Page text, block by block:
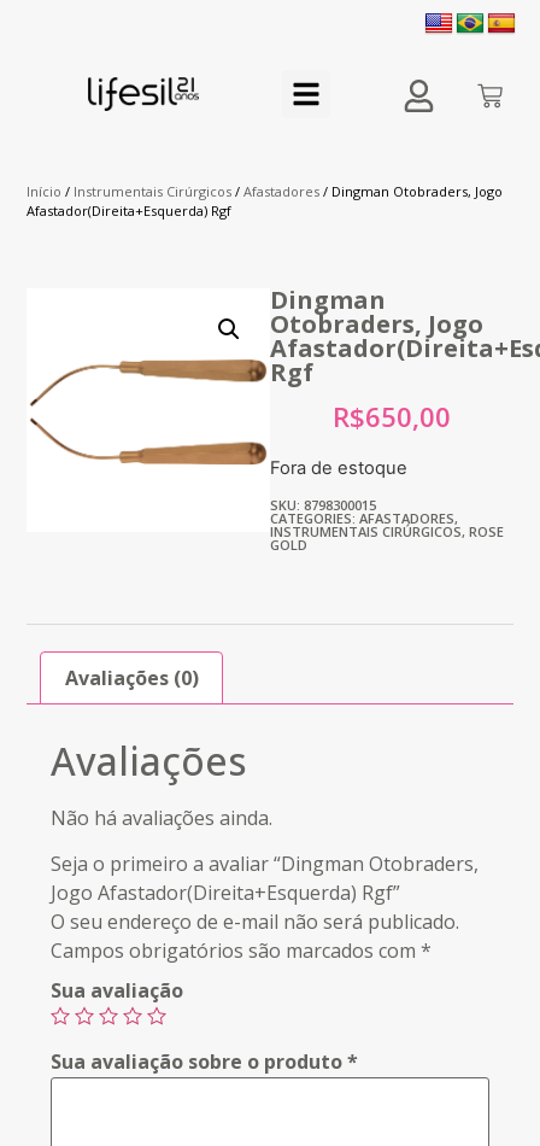
Início / Instrumentais Cirúrgicos /Afastadores / Dingman Otobraders, Jogo
Afastador(Direita+Esquerda) Rgf
Dingman
Otobraders, Jogo
Rgf
R$650,00
Fora de estoque
SKU: 8798300015
CATEGORIES: AFASTADORES,
INSTRUMENTAIS CIRÚRGICOS, ROSE
GOLD
Avaliações (0)
Avaliações
Não há avaliações ainda.
Seja o primeiro a avaliar “Dingman Otobraders,
Jogo Afastador(Direita+Esquerda) Rgf”
O seu endereço de e-mail não será publicado.
Campos obrigatórios são marcados com*
Sua avaliação
Sua avaliação sobre o produto*